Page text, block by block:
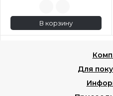
В корзину
Для